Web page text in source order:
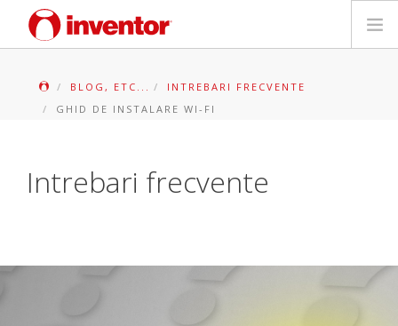
BLOG, ETC...
INTREBARI FRECVENTE
GHID DE INSTALARE WI-FI
Intrebari frecvente